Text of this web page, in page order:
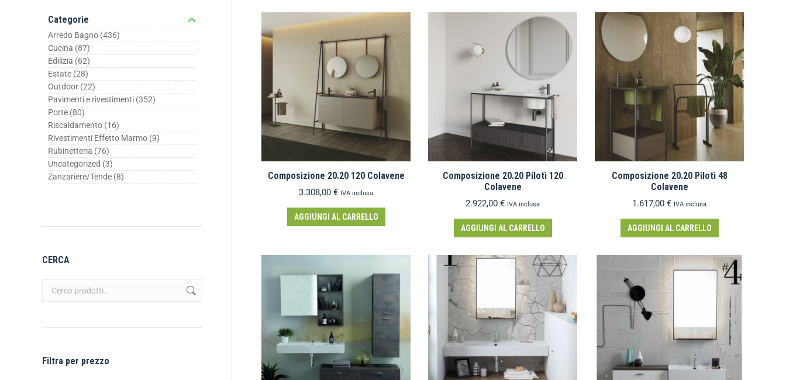
Composizione 20.20 120 Colavene
3.308,00 € IVA inclusa
AGGIUNGI AL CARRELLO
Composizione 20.20 Pilotì 120
Colavene
2.922,00 € IVA inclusa
AGGIUNGI AL CARRELLO
Composizione 20.20 Pilotì 48
Colavene
1.617,00 € IVA inclusa
AGGIUNGI AL CARRELLO
Categorie
Arredo Bagno (436)
Cucina (87)
Edilizia (62)
Estate (28)
Outdoor (22)
Pavimenti e rivestimenti (352)
Porte (80)
Riscaldamento (16)
Rivestimenti Effetto Marmo (9)
Rubinetteria (76)
Uncategorized (3)
Zanzariere/Tende (8)
CERCA
Filtra per prezzo